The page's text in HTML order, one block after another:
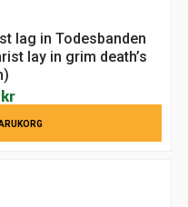
lag in Todesbanden
lay in grim death’s
kr